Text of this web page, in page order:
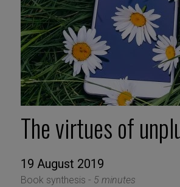
The virtues of
19 August 2019
Book synthesis - 5 minutes